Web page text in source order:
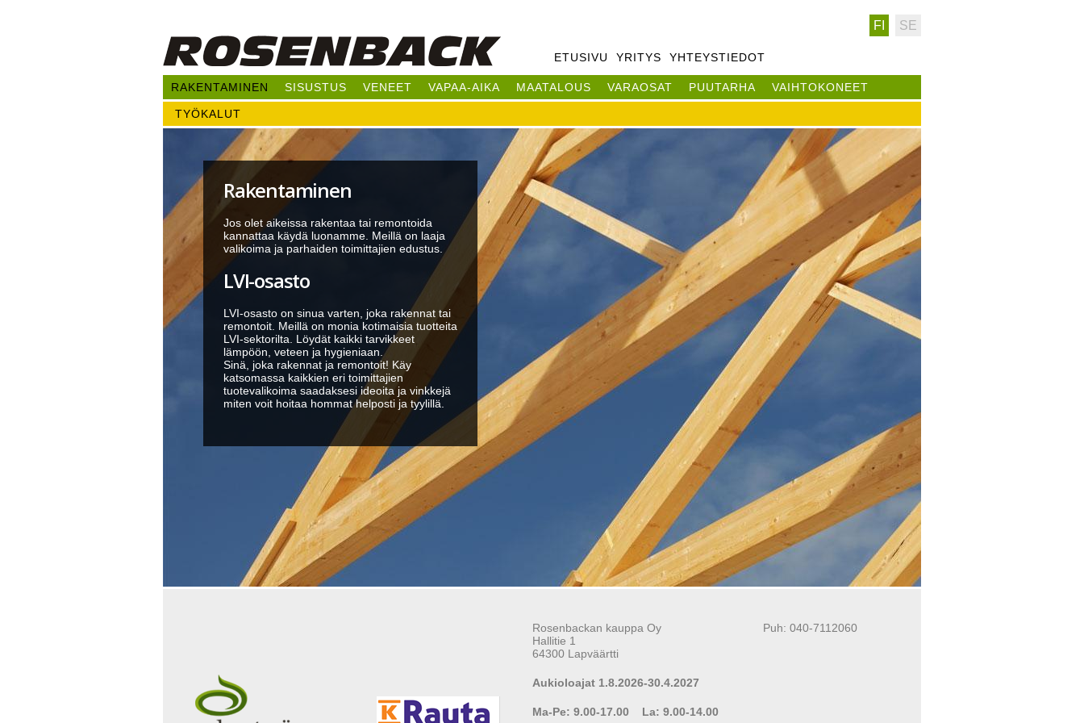
FI SE
ETUSIVU YRITYS YHTEYSTIEDOT
RAKENTAMINEN SISUSTUS VENEET VAPAA-AIKA MAATALOUS VARAOSAT PUUTARHA VAIHTOKONEET
TYÖKALUT
Rakentaminen
Jos olet aikeissa rakentaa tai remontoida
kannattaa käydä luonamme. Meillä on laaja
valikoima ja parhaiden toimittajien edustus.
LVI-osasto
LVI-osasto on sinua varten, joka rakennat tai
remontoit. Meillä on monia kotimaisia tuotteita
LVI-sektorilta. Löydät kaikki tarvikkeet
lämpöön, veteen ja hygieniaan.
Sinä, joka rakennat ja remontoit! Käy
katsomassa kaikkien eri toimittajien
tuotevalikoima saadaksesi ideoita ja vinkkejä
miten voit hoitaa hommat helposti ja tyylillä.
Rosenbackan kauppa Oy
Hallitie 1
64300 Lapväärtti
Aukioloajat 1.8.2026-30.4.2027
Ma-Pe: 9.00-17.00 La: 9.00-14.00
Puh: 040-7112060